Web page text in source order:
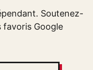
Soutenez-
favoris Google